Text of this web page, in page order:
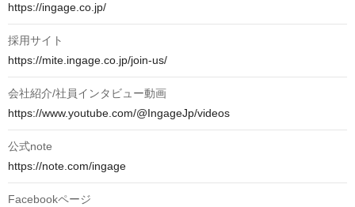
https://ingage.co.jp/
採用サイト
https://mite.ingage.co.jp/join-us/
会社紹介/社員インタビュー動画
https://www.youtube.com/@IngageJp/videos
公式note
https://note.com/ingage
Facebookページ